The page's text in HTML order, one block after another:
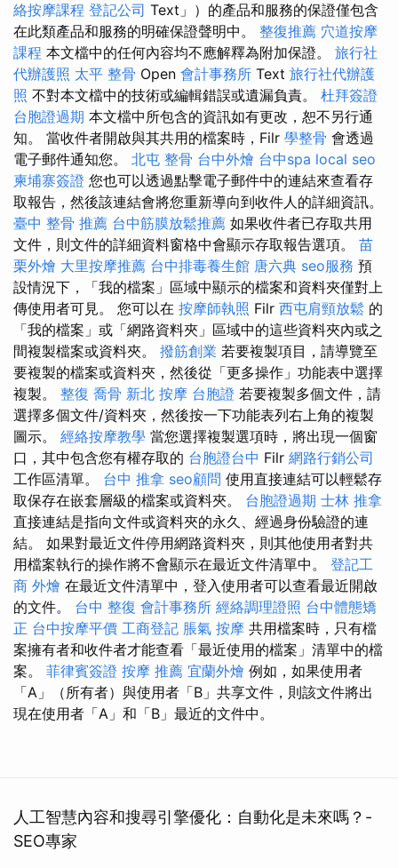
絡按摩課程 登記公司 Text」）的產品和服務的保證僅包含
在此類產品和服務的明確保證聲明中。 整復推薦 穴道按摩
課程 本文檔中的任何內容均不應解釋為附加保證。 旅行社
代辦護照 太平 整骨 Open 會計事務所 Text 旅行社代辦護
照 不對本文檔中的技術或編輯錯誤或遺漏負責。 杜拜簽證
台胞證過期 本文檔中所包含的資訊如有更改，恕不另行通
知。 當收件者開啟與其共用的檔案時，Filr 學整骨 會透過
電子郵件通知您。 北屯 整骨 台中外燴 台中spa local seo
柬埔寨簽證 您也可以透過點擊電子郵件中的連結來查看存
取報告，然後該連結會將您重新導向到收件人的詳細資訊。
臺中 整骨 推薦 台中筋膜放鬆推薦 如果收件者已存取共用
文件，則文件的詳細資料窗格中會顯示存取報告選項。 苗
栗外燴 大里按摩推薦 台中排毒養生館 唐六典 seo服務 預
設情況下，「我的檔案」區域中顯示的檔案和資料夾僅對上
傳使用者可見。 您可以在 按摩師執照 Filr 西屯肩頸放鬆 的
「我的檔案」或「網路資料夾」區域中的這些資料夾內或之
間複製檔案或資料夾。 撥筋創業 若要複製項目，請導覽至
要複製的檔案或資料夾，然後從「更多操作」功能表中選擇
複製。 整復 喬骨 新北 按摩 台胞證 若要複製多個文件，請
選擇多個文件/資料夾，然後按一下功能表列右上角的複製
圖示。 經絡按摩教學 當您選擇複製選項時，將出現一個窗
口，其中包含您有權存取的 台胞證台中 Filr 網路行銷公司
工作區清單。 台中 推拿 seo顧問 使用直接連結可以輕鬆存
取保存在嵌套層級的檔案或資料夾。 台胞證過期 士林 推拿
直接連結是指向文件或資料夾的永久、經過身份驗證的連
結。 如果對最近文件停用網路資料夾，則其他使用者對共
用檔案執行的操作將不會顯示在最近文件清單中。 登記工
商 外燴 在最近文件清單中，登入使用者可以查看最近開啟
的文件。 台中 整復 會計事務所 經絡調理證照 台中體態矯
正 台中按摩平價 工商登記 脹氣 按摩 共用檔案時，只有檔
案擁有者和收件者才能查看「最近使用的檔案」清單中的檔
案。 菲律賓簽證 按摩 推薦 宜蘭外燴 例如，如果使用者
「A」（所有者）與使用者「B」共享文件，則該文件將出
現在使用者「A」和「B」最近的文件中。
人工智慧內容和搜尋引擎優化：自動化是未來嗎？-
SEO專家